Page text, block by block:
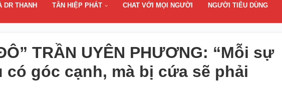
DR THANH TÂN HIỆP PHÁT CHAT VỚI MỌI NGƯỜI NGƯỜI TIÊU DÙNG
TRẦN UYÊN PHƯƠNG: “Mỗi sự
có góc cạnh, mà bị cứa sẽ phải